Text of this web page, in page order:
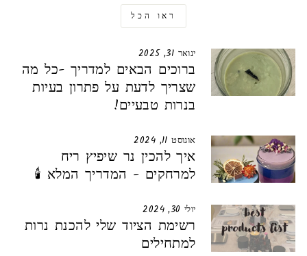
ראו הכל
ינואר 31, 2025
ברוכים הבאים למדריך -כל מה
שצריך לדעת על פתרון בעיות
בנרות טבעיים!
אוגוסט 11, 2024
איך להכין נר שיפיץ ריח
למרחקים - המדריך המלא 🕯️
יולי 30, 2024
רשימת הציוד שלי להכנת נרות
למתחילים